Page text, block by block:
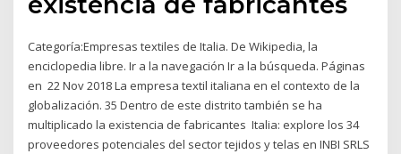
Categoría:Empresas textiles de Italia. De Wikipedia, la
enciclopedia libre. Ir a la navegación Ir a la búsqueda. Páginas
en 22 Nov 2018 La empresa textil italiana en el contexto de la
globalización. 35 Dentro de este distrito también se ha
multiplicado la existencia de fabricantes Italia: explore los 34
proveedores potenciales del sector tejidos y telas en INBI SRLS